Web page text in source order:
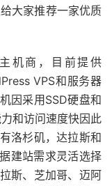
大家推荐一家优质
机商，目前提供
VPS和服务器
因采用SSD硬盘和
和访问速度快因此
洛杉矶，达拉斯和
建站需求灵活选择
斯、芝加哥、迈阿